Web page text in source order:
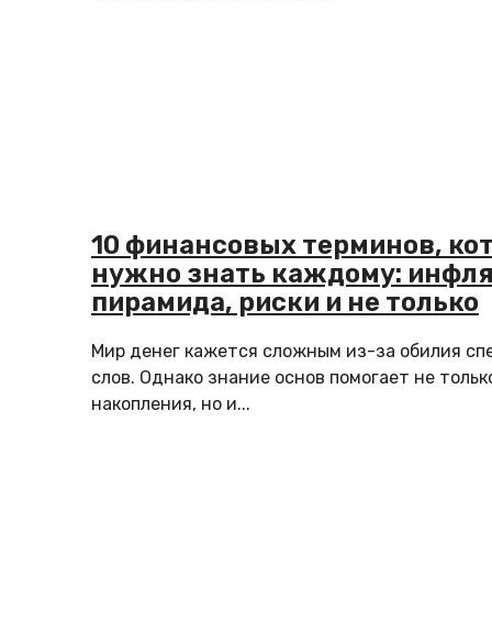
10 финансовых терминов,
нужно знать каждому:
пирамида, риски и не только
Мир денег кажется сложным из-за обилия
слов. Однако знание основ помогает не
накопления, но и...